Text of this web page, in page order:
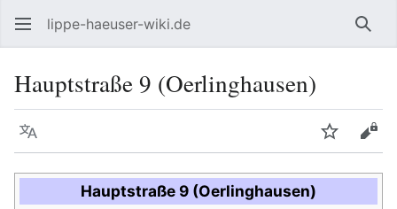
lippe-haeuser-wiki.de
Hauptstraße 9 (Oerlinghausen)
Sprache
Hauptstraße 9 (Oerlinghausen)